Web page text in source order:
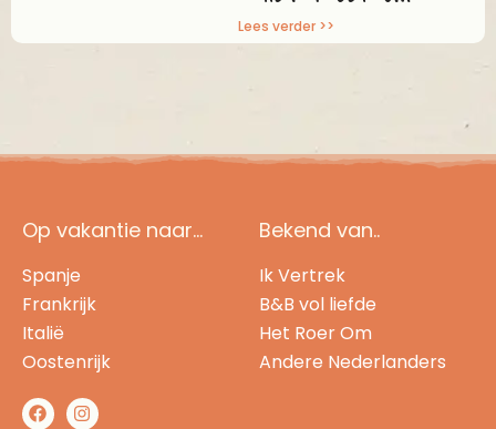
Lees verder >>
Op vakantie naar...
Spanje
Frankrijk
Italië
Oostenrijk
Bekend van..
Ik Vertrek
B&B vol liefde
Het Roer Om
Andere Nederlanders